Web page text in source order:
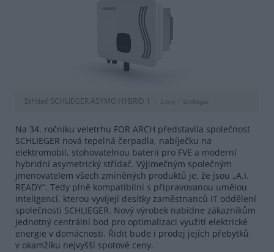
Střídač SCHLIEGER ASYMO HYBRID 1 Zdroj | Schlieger
Na 34. ročníku veletrhu FOR ARCH představila společnost
SCHLIEGER nová tepelná čerpadla, nabíječku na
elektromobil, stohovatelnou baterii pro FVE a moderní
hybridní asymetrický střídač. Výjimečným společným
jmenovatelem všech zmíněných produktů je, že jsou „A.I.
READY“. Tedy plně kompatibilní s připravovanou umělou
inteligencí, kterou vyvíjejí desítky zaměstnanců IT oddělení
společnosti SCHLIEGER. Nový výrobek nabídne zákazníkům
jednotný centrální bod pro optimalizaci využití elektrické
energie v domácnosti. Řídit bude i prodej jejích přebytků
v okamžiku nejvyšší spotové ceny.